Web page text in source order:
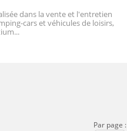
dans la vente et l'entretien
cars et véhicules de loisirs,
Par page :